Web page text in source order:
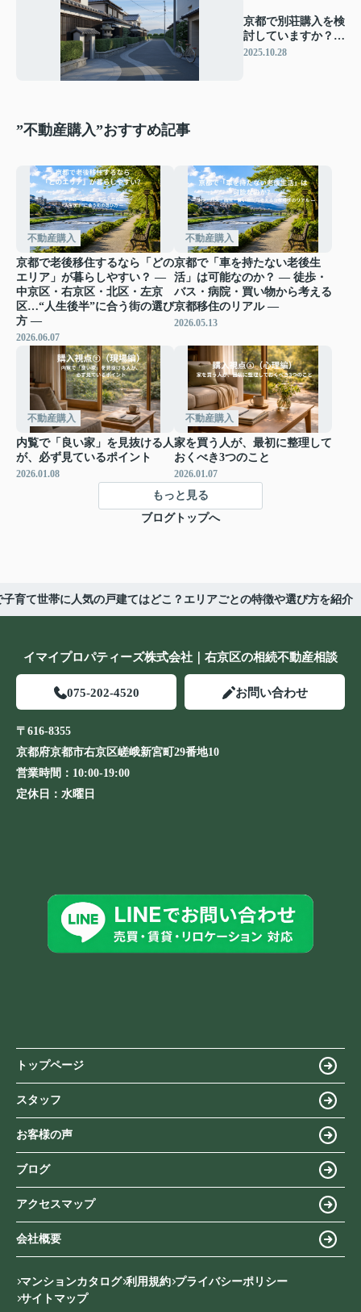
京都で別荘購入を検
討していますか？押
さえておきたいポイ
2025.10.28
”不動産購入”おすすめ記事
不動産購入
京都で老後移住するなら「どの
エリア」が暮らしやすい？ ―
中京区・右京区・北区・左京
区…“人生後半”に合う街の選び
方 ―
2026.06.07
不動産購入
京都で「車を持たない老後生
活」は可能なのか？ ― 徒歩・
バス・病院・買い物から考える
京都移住のリアル ―
2026.05.13
不動産購入
内覧で「良い家」を見抜ける人
が、必ず見ているポイント
2026.01.08
不動産購入
家を買う人が、最初に整理して
おくべき3つのこと
2026.01.07
もっと見る
ブログトップへ
子育て世帯に人気の戸建てはどこ？エリアごとの特徴や選び方を紹介
イマイプロパティーズ株式会社｜右京区の相続不動産相談
075-202-4520 お問い合わせ
〒616-8355
京都府京都市右京区嵯峨新宮町29番地10
営業時間： 10:00-19:00
定休日： 水曜日
トップページ
スタッフ
お客様の声
ブログ
アクセスマップ
会社概要
マンションカタログ 利用規約 プライバシーポリシー
サイトマップ